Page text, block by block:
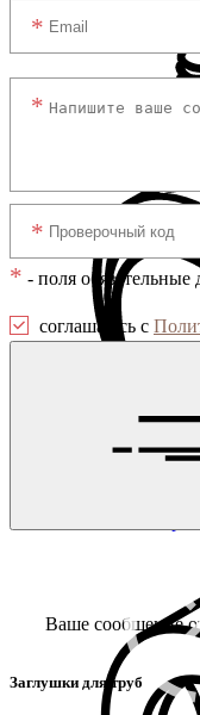
Подпятники
* - поля обязательные
соглашаюсь с
Ваше сообщение
Заглушки для труб